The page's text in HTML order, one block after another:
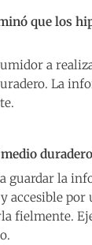
que los
a
La
guardar la
accesible por
fielmente.